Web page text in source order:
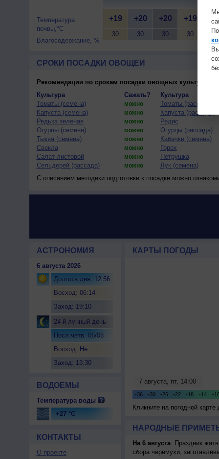
Температура
почвы,°C
Влагосодержание, %
+19
30
+20
30
+20
30
+19
30 30
СРОКИ ПОСАДКИ ОВОЩЕЙ
Рекомендации по срокам посадки овощных культур
Культура
Сажать? Культура
Томаты (семена)
можно Томаты (рассада)
Капуста (семена) можно Капуста (рассада)
Редька зеленая можно Редис
Огурцы (семена) можно Огурцы (рассада)
Тыква (семена) можно Кабачки (семена)
Свекла можно Горох
Салат листовой можно Петрушка
Сельдерей (рассада) можно Лук (семена)
С описанием методики подготовки к посадке можно
АСТРОНОМИЯ
6 августа 2026
Долгота дня: 12:56
Восход: 06:14
Заход: 19:10
24-й лунный день
Посл.четв. 06/08
Восход: Не
Заход: 13:30
ВОДОЕМЫ
Температура воды
+27 °C
КОНТАКТЫ
О проекте
КАРТЫ ПОГОДЫ
Кликните на погодной
НАРОДНЫЕ
На 6 августа: Праздник
сбора черемухи,